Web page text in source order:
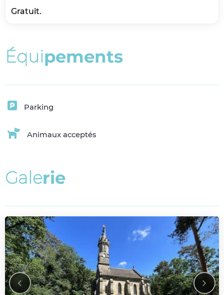
Gratuit.
Équipements
Parking
Animaux acceptés
Galerie